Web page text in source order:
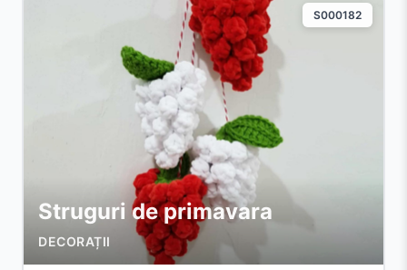
S000182
Struguri de primavara
DECORAȚII